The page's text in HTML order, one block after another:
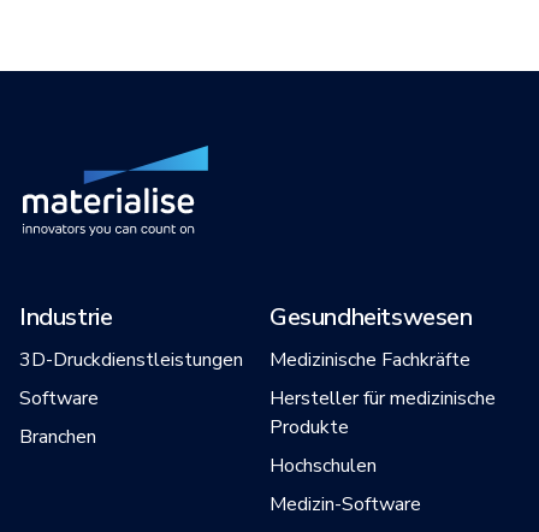
Industrie
3D-Druckdienstleistungen
Software
Branchen
Gesundheitswesen
Medizinische Fachkräfte
Hersteller für medizinische
Produkte
Hochschulen
Medizin-Software